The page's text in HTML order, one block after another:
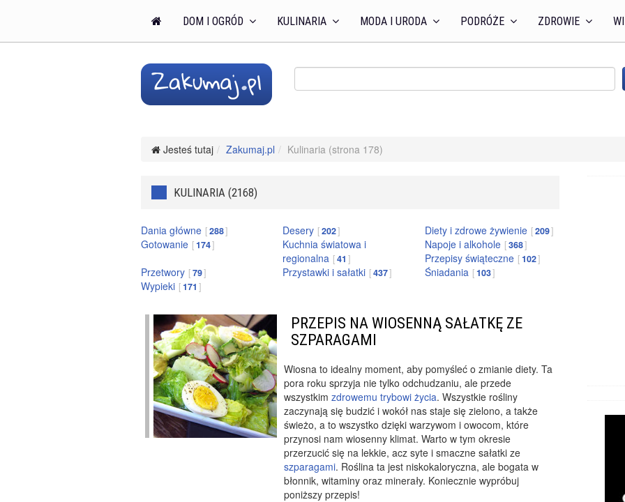
DOM I OGRÓD KULINARIA MODA I URODA PODRÓŻE ZDROWIE
Jesteś tutaj Zakumaj.pl Kulinaria (strona 178)
KULINARIA (2168)
Dania główne 288 Desery 202 Diety i zdrowe żywienie 209
Gotowanie 174
Kuchnia światowa i
regionalna
41
Napoje i alkohole 368
Przepisy świąteczne 102
Przetwory 79 Przystawki i sałatki 437 Śniadania 103
Wypieki 171
PRZEPIS NA WIOSENNĄ SAŁATKĘ ZE
SZPARAGAMI
Wiosna to idealny moment, aby pomyśleć o zmianie diety. Ta
pora roku sprzyja nie tylko odchudzaniu, ale przede
wszystkimzdrowemu trybowi życia. Wszystkie rośliny
zaczynają się budzić i wokół nas staje się zielono, a także
świeżo, a to wszystko dzięki warzywom i owocom, które
przynosi nam wiosenny klimat. Warto w tym okresie
przerzucić się na lekkie, acz syte i smaczne sałatki ze
szparagami. Roślina ta jest niskokaloryczna, ale bogata w
błonnik, witaminy oraz minerały. Koniecznie wypróbuj
poniższy przepis!